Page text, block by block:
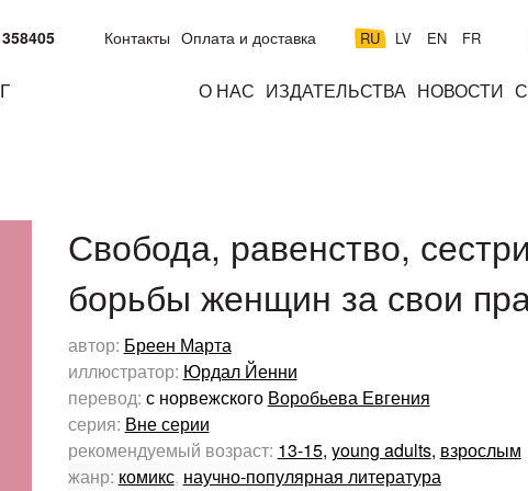
RU LV EN FR
Контакты Оплата и доставка
О НАС ИЗДАТЕЛЬСТВА НОВОСТИ
Свобода, равенство,
борьбы женщин за свои
автор: Бреен Марта
иллюстратор: Юрдал Йенни
перевод: с норвежского Воробьева Евгения
серия: Вне серии
рекомендуемый возраст: 13-15, young adults, взрослым
жанр: комикс, научно-популярная литература